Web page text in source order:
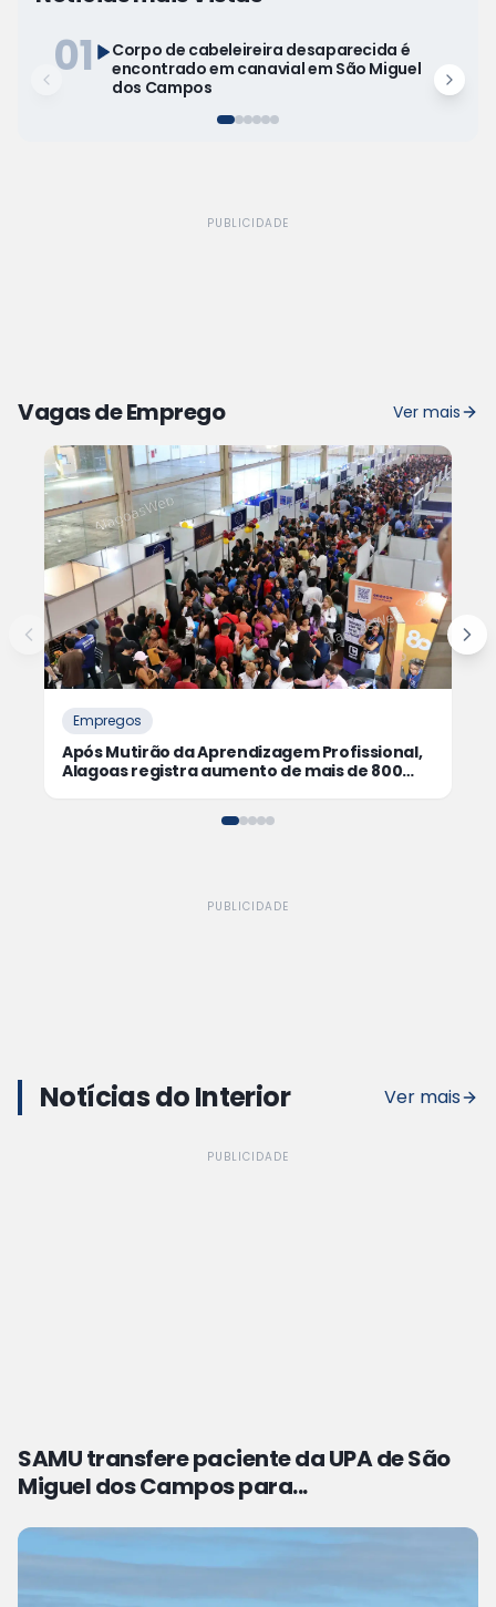
01
Corpo de cabeleireira desaparecida é
encontrado em canavial em São Miguel
dos Campos
PUBLICIDADE
Vagas de Emprego Ver mais
Empregos
Após Mutirão da Aprendizagem Profissional,
Alagoas registra aumento de mais de 800
PUBLICIDADE
Notícias do Interior Ver mais
PUBLICIDADE
SAMU transfere paciente da UPA de São
Miguel dos Campos para...